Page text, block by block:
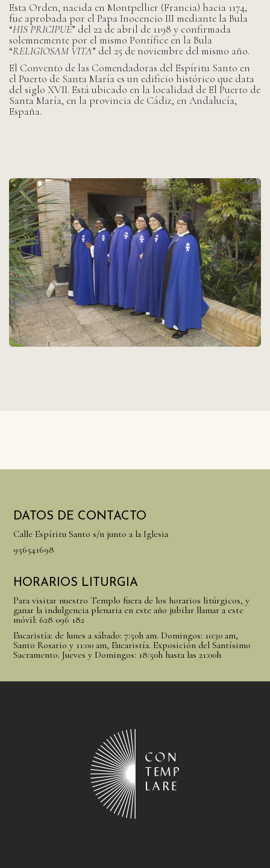
Esta Orden, nacida en Montpellier (Francia) hacia 1174,
fue aprobada por el Papa Inocencio III mediante la Bula
“HIS PRICIPUE” del 22 de abril de 1198 y confirmada
solemnemente por el mismo Pontífice en la Bula
“RELIGIOSAM VITA” del 25 de noviembre del mismo año.
El Convento de las Comendadoras del Espíritu Santo en
el Puerto de Santa María es un edificio histórico que data
del siglo XVII. Está ubicado en la localidad de El Puerto de
Santa María, en la provincia de Cádiz, en Andalucía,
España.
DATOS DE CONTACTO
Calle Espíritu Santo s/n junto a la Iglesia
956541698
HORARIOS LITURGIA
Para visitar nuestro Templo fuera de los horarios litúrgicos, y
ganar la indulgencia plenaria en este año jubilar llamar a este
móvil: 628 096 182
Eucaristía: de lunes a sábado: 7:50h am. Domingos: 10:30 am,
Santo Rosario y 11:00 am, Eucaristía. Exposición del Santísimo
Sacramento. Jueves y Domingos: 18:50h hasta las 21:00h